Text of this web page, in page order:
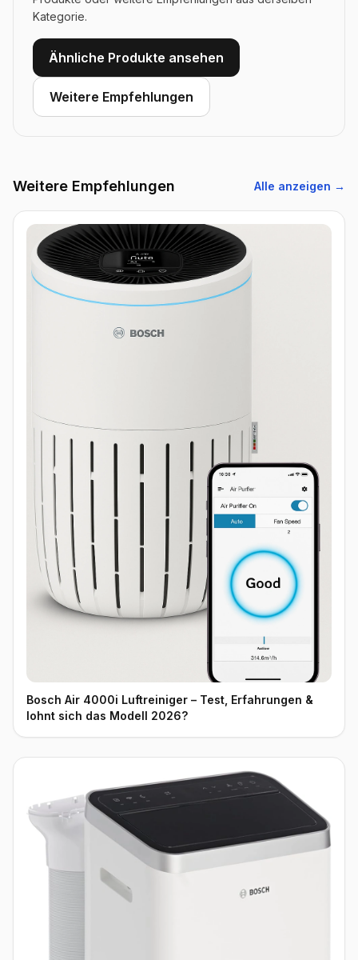
Kategorie.
Ähnliche Produkte ansehen
Weitere Empfehlungen
Weitere Empfehlungen Alle anzeigen →
Bosch Air 4000i Luftreiniger – Test, Erfahrungen &
lohnt sich das Modell 2026?